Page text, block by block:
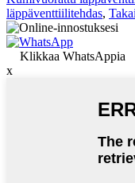
läppäventtiilitehdas,
Klikkaa WhatsAppia
x